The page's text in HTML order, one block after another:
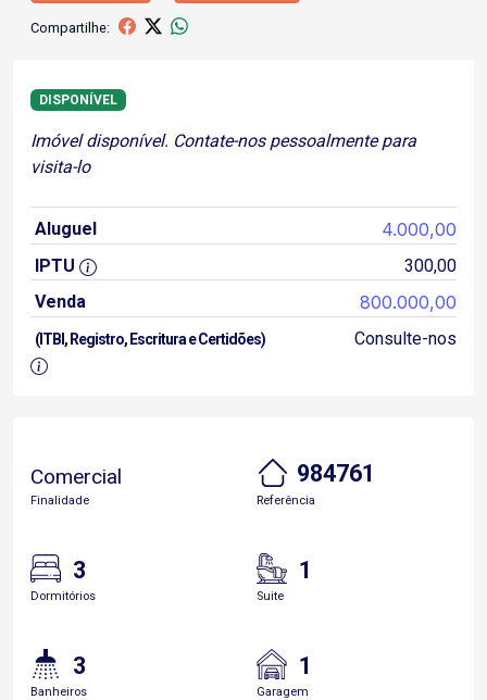
Compartilhe:
DISPONÍVEL
Imóvel disponível. Contate-nos pessoalmente para
visita-lo
Aluguel 4.000,00
IPTU
300,00
Venda
800.000,00
(ITBI, Registro, Escritura e Certidões) Consulte-nos
Comercial
Finalidade
984761
Referência
3
Dormitórios
1
Suite
3
Banheiros
1
Garagem